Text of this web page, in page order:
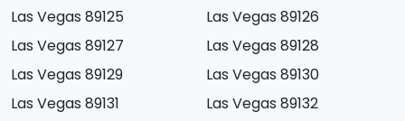
Las Vegas 89125
Las Vegas 89126
Las Vegas 89127
Las Vegas 89128
Las Vegas 89129
Las Vegas 89130
Las Vegas 89131
Las Vegas 89132